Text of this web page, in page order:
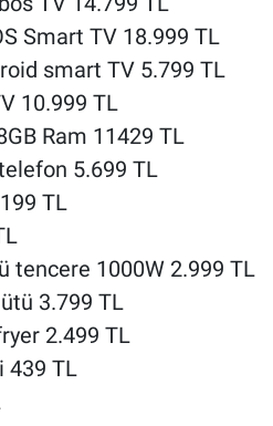
Smart TV 18.999 TL
smart TV 5.799 TL
10.999 TL
Ram 11429 TL
5.699 TL
TL
tencere 1000W 2.999 TL
3.799 TL
2.499 TL
439 TL